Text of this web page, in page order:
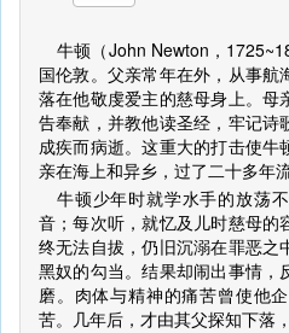
牛顿（John Newton，
国伦敦。父亲常年在外，从事
落在他敬虔爱主的慈母身上。母
告奉献，并教他读圣经，牢记诗
成疾而病逝。这重大的打击使牛
亲在海上和异乡，过了二十多年
牛顿少年时就学水手的放荡
音；每次听，就忆及儿时慈母的
终无法自拔，仍旧沉溺在罪恶之
黑奴的勾当。结果却闹出事情，
磨。肉体与精神的痛苦曾使他
苦。几年后，才由其父探知下落